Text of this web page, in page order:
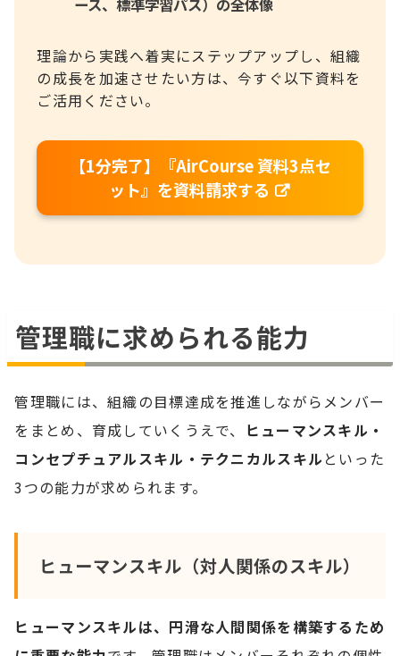
ース、標準学習パス）の全体像
理論から実践へ着実にステップアップし、組織
の成長を加速させたい方は、今すぐ以下資料を
ご活用ください。
【1分完了】『AirCourse 資料3点セ
ット』を資料請求する
管理職に求められる能力
管理職には、組織の目標達成を推進しながらメンバー
をまとめ、育成していくうえで、 ヒューマンスキル・
コンセプチュアルスキル・テクニカルスキル といった
3つの能力が求められます。
ヒューマンスキル（対人関係のスキル）
ヒューマンスキルは、円滑な人間関係を構築するため